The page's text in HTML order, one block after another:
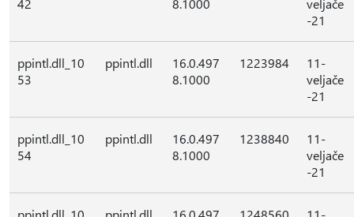
42
8.1000
veljače
-21
ppintl.dll_10
53
ppintl.dll
16.0.497
8.1000
1223984
11-
veljače
-21
ppintl.dll_10
54
ppintl.dll
16.0.497
8.1000
1238840
11-
veljače
-21